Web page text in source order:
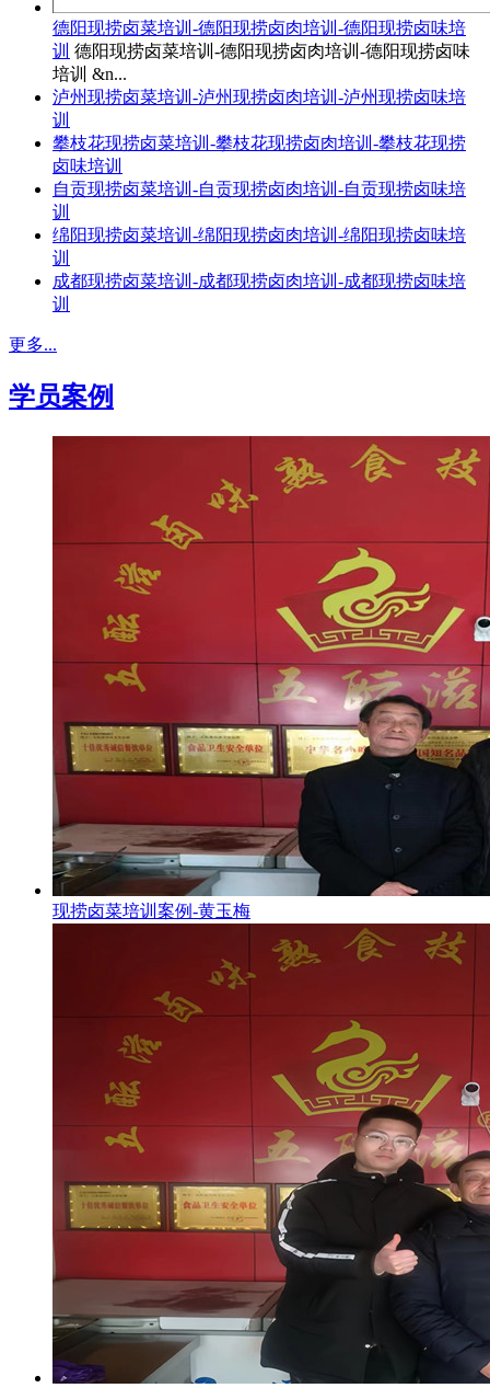
德阳现捞卤菜培训-德阳现捞卤肉培训-德阳现捞卤味培
训 德阳现捞卤菜培训-德阳现捞卤肉培训-德阳现捞卤味
培训 &n...
泸州现捞卤菜培训-泸州现捞卤肉培训-泸州现捞卤味培
训
攀枝花现捞卤菜培训-攀枝花现捞卤肉培训-攀枝花现捞
卤味培训
自贡现捞卤菜培训-自贡现捞卤肉培训-自贡现捞卤味培
训
绵阳现捞卤菜培训-绵阳现捞卤肉培训-绵阳现捞卤味培
训
成都现捞卤菜培训-成都现捞卤肉培训-成都现捞卤味培
训
更多...
学员案例
现捞卤菜培训案例-黄玉梅